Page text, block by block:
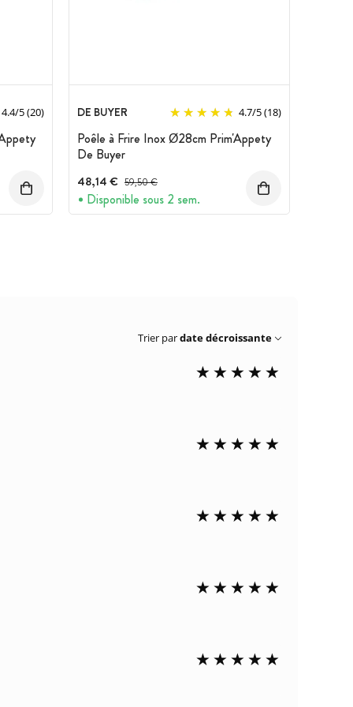
4.4/5(20) DE BUYER 4.7/5(18)
Poêle à Frire Inox Ø28cm Prim'Appety
De Buyer
48,14 € Prix avant réduction :
59,50 €
Disponible sous 2 sem.
Trier pardate décroissante